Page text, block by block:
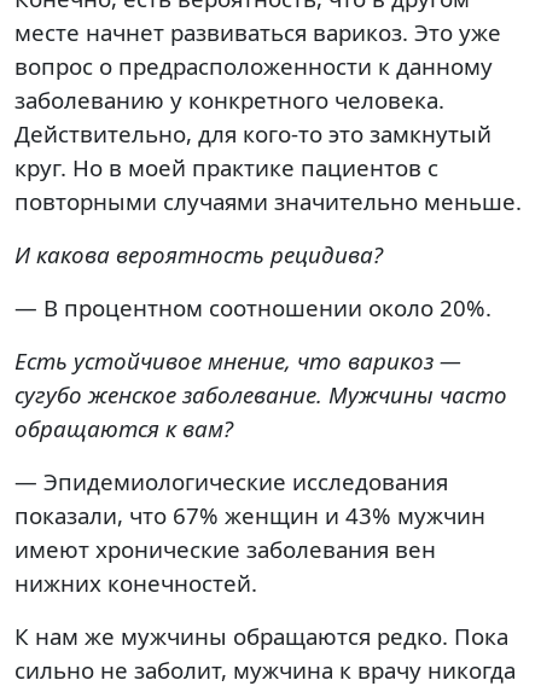
месте начнет развиваться варикоз. Это уже
вопрос о предрасположенности к данному
заболеванию у конкретного человека.
Действительно, для кого-то это замкнутый
круг. Но в моей практике пациентов с
повторными случаями значительно меньше.
И какова вероятность рецидива?
— В процентном соотношении около 20%.
Есть устойчивое мнение, что варикоз —
сугубо женское заболевание. Мужчины часто
обращаются к вам?
— Эпидемиологические исследования
показали, что 67% женщин и 43% мужчин
имеют хронические заболевания вен
нижних конечностей.
К нам же мужчины обращаются редко. Пока
сильно не заболит, мужчина к врачу никогда